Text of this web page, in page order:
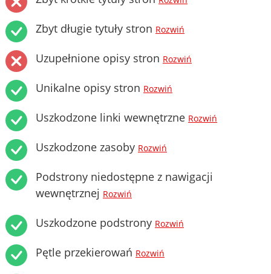
Zbyt długie tytuły stron Rozwiń
Uzupełnione opisy stron Rozwiń
Unikalne opisy stron Rozwiń
Uszkodzone linki wewnętrzne Rozwiń
Uszkodzone zasoby Rozwiń
Podstrony niedostępne z nawigacji
wewnętrznej Rozwiń
Uszkodzone podstrony Rozwiń
Pętle przekierowań Rozwiń